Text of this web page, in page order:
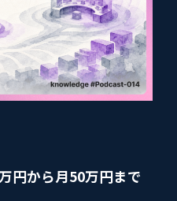
円から月50万円まで